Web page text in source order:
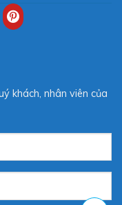
khách, nhân viên của